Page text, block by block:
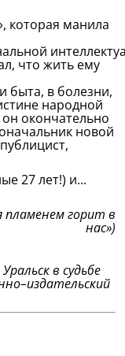
которая манила
что жить ему
быта, в болезни,
народной
окончательно
новой
27 лет!) и...
пламенем горит в
нас»)
в судьбе